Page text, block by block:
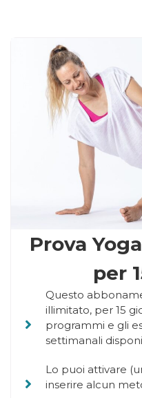
Prova
per
Questo
illimitato, per 15
programmi e gli
settimanali
Lo puoi attivare
inserire alcun